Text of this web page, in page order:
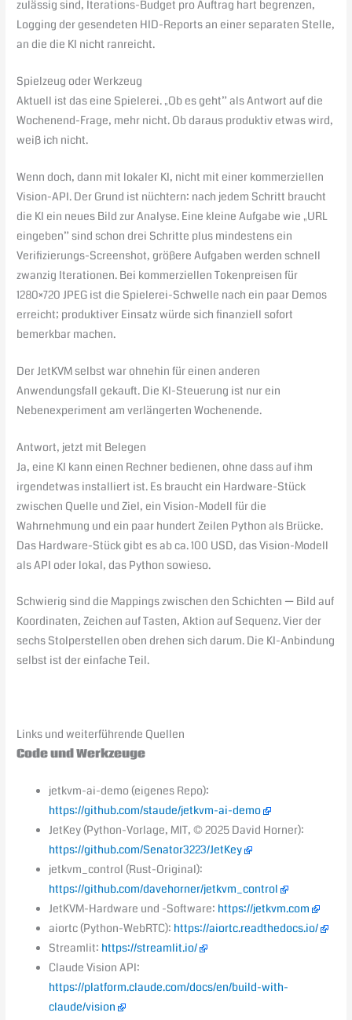
zulässig sind, Iterations-Budget pro Auftrag hart begrenzen,
Logging der gesendeten HID-Reports an einer separaten Stelle,
an die die KI nicht ranreicht.
Spielzeug oder Werkzeug
Aktuell ist das eine Spielerei. „Ob es geht” als Antwort auf die
Wochenend-Frage, mehr nicht. Ob daraus produktiv etwas wird,
weiß ich nicht.
Wenn doch, dann mit lokaler KI, nicht mit einer kommerziellen
Vision-API. Der Grund ist nüchtern: nach jedem Schritt braucht
die KI ein neues Bild zur Analyse. Eine kleine Aufgabe wie „URL
eingeben” sind schon drei Schritte plus mindestens ein
Verifizierungs-Screenshot, größere Aufgaben werden schnell
zwanzig Iterationen. Bei kommerziellen Tokenpreisen für
1280×720 JPEG ist die Spielerei-Schwelle nach ein paar Demos
erreicht; produktiver Einsatz würde sich finanziell sofort
bemerkbar machen.
Der JetKVM selbst war ohnehin für einen anderen
Anwendungsfall gekauft. Die KI-Steuerung ist nur ein
Nebenexperiment am verlängerten Wochenende.
Antwort, jetzt mit Belegen
Ja, eine KI kann einen Rechner bedienen, ohne dass auf ihm
irgendetwas installiert ist. Es braucht ein Hardware-Stück
zwischen Quelle und Ziel, ein Vision-Modell für die
Wahrnehmung und ein paar hundert Zeilen Python als Brücke.
Das Hardware-Stück gibt es ab ca. 100 USD, das Vision-Modell
als API oder lokal, das Python sowieso.
Schwierig sind die Mappings zwischen den Schichten — Bild auf
Koordinaten, Zeichen auf Tasten, Aktion auf Sequenz. Vier der
sechs Stolperstellen oben drehen sich darum. Die KI-Anbindung
selbst ist der einfache Teil.
Links und weiterführende Quellen
Code und Werkzeuge
jetkvm-ai-demo (eigenes Repo):
https://github.com/staude/jetkvm-ai-demo
JetKey (Python-Vorlage, MIT, © 2025 David Horner):
https://github.com/Senator3223/JetKey
jetkvm_control (Rust-Original):
https://github.com/davehorner/jetkvm_control
JetKVM-Hardware und -Software: https://jetkvm.com
aiortc (Python-WebRTC): https://aiortc.readthedocs.io/
Streamlit: https://streamlit.io/
Claude Vision API:
https://platform.claude.com/docs/en/build-with-
claude/vision